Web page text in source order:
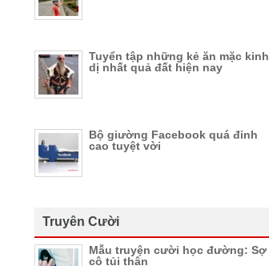
Tuyển tập những kẻ ăn mặc kinh
dị nhất quả đất hiện nay
Bộ giường Facebook quá đỉnh
cao tuyệt vời
Truyên Cười
Mẫu truyện cười học đường: Sợ
cô tủi thân